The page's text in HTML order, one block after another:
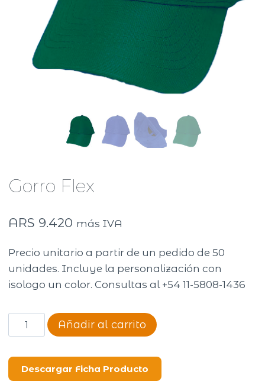
Gorro Flex
ARS 9.420 más IVA
Precio unitario a partir de un pedido de 50
unidades. Incluye la personalización con
isologo un color. Consultas al +54 11-5808-1436
Gorro
Flex
Añadir al carrito
Descargar Ficha Producto